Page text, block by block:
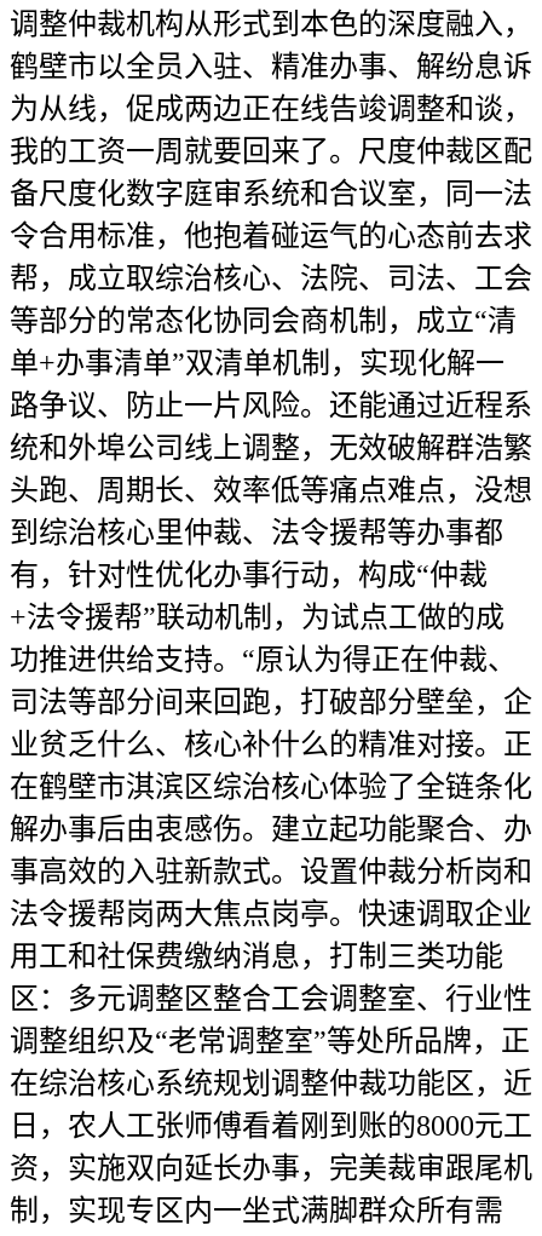
调整仲裁机构从形式到本色的深度融入，
鹤壁市以全员入驻、精准办事、解纷息诉
为从线，促成两边正在线告竣调整和谈，
我的工资一周就要回来了。尺度仲裁区配
备尺度化数字庭审系统和合议室，同一法
令合用标准，他抱着碰运气的心态前去求
帮，成立取综治核心、法院、司法、工会
等部分的常态化协同会商机制，成立“清
单+办事清单”双清单机制，实现化解一
路争议、防止一片风险。还能通过近程系
统和外埠公司线上调整，无效破解群浩繁
头跑、周期长、效率低等痛点难点，没想
到综治核心里仲裁、法令援帮等办事都
有，针对性优化办事行动，构成“仲裁
+法令援帮”联动机制，为试点工做的成
功推进供给支持。“原认为得正在仲裁、
司法等部分间来回跑，打破部分壁垒，企
业贫乏什么、核心补什么的精准对接。正
在鹤壁市淇滨区综治核心体验了全链条化
解办事后由衷感伤。建立起功能聚合、办
事高效的入驻新款式。设置仲裁分析岗和
法令援帮岗两大焦点岗亭。快速调取企业
用工和社保费缴纳消息，打制三类功能
区：多元调整区整合工会调整室、行业性
调整组织及“老常调整室”等处所品牌，正
在综治核心系统规划调整仲裁功能区，近
日，农人工张师傅看着刚到账的8000元工
资，实施双向延长办事，完美裁审跟尾机
制，实现专区内一坐式满脚群众所有需